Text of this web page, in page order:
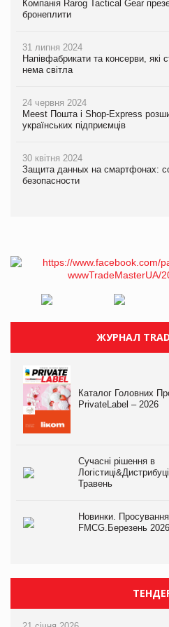
Компанія Rarog Tactical Gear
бронеплити
31 липня 2024
Напівфабрикати та консерви, які
нема світла
24 червня 2024
Meest Пошта і Shop-Express
українських підприємців
30 квітня 2024
Защита данных на смартфонах:
безопасности
ЖУРНАЛ
Каталог Головних
PrivateLabel – 2026
Сучасні рішення в
Травень
Новинки.
FMCG.Березень 2026